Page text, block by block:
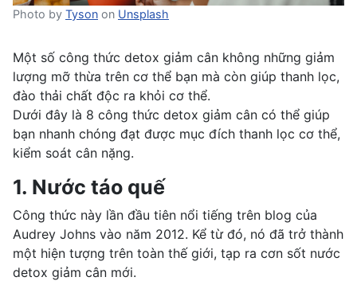
Photo by Tyson on Unsplash
Một số công thức detox giảm cân không những giảm
lượng mỡ thừa trên cơ thể bạn mà còn giúp thanh lọc,
đào thải chất độc ra khỏi cơ thể.
Dưới đây là 8 công thức detox giảm cân có thể giúp
bạn nhanh chóng đạt được mục đích thanh lọc cơ thể,
kiểm soát cân nặng.
1. Nước táo quế
Công thức này lần đầu tiên nổi tiếng trên blog của
Audrey Johns vào năm 2012. Kể từ đó, nó đã trở thành
một hiện tượng trên toàn thế giới, tạp ra cơn sốt nước
detox giảm cân mới.